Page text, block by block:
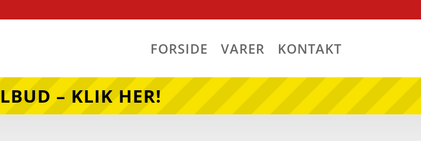
FORSIDE VARER KONTAKT
– KLIK HER!